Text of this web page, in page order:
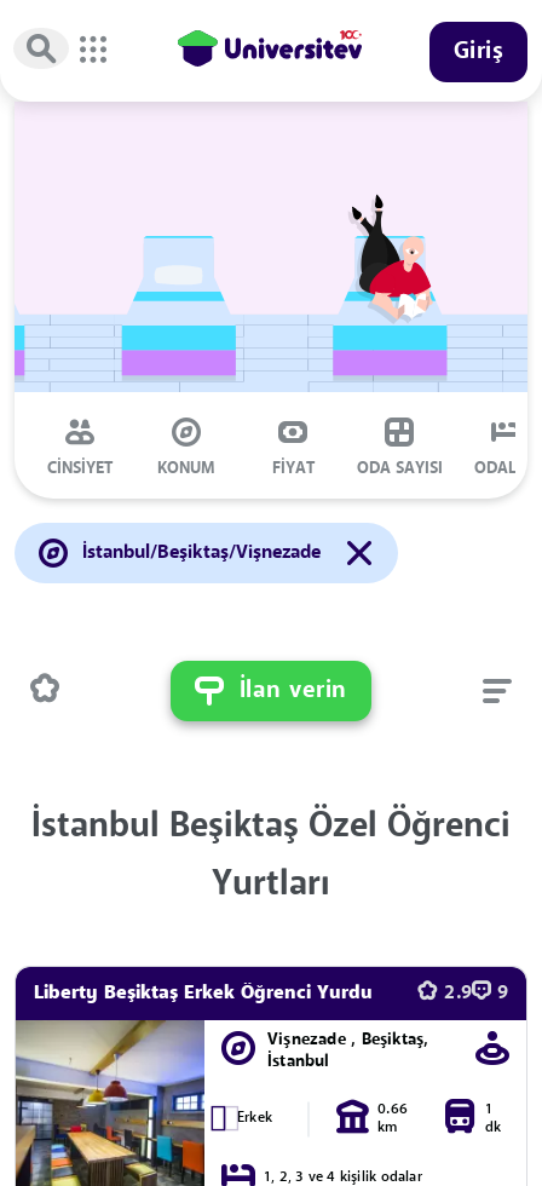
Giriş
CİNSİYET KONUM FİYAT ODA SAYISI ODALAR
İstanbul/Beşiktaş/Vişnezade
İlan verin
İstanbul Beşiktaş Özel Öğrenci
Yurtları
Liberty Beşiktaş Erkek Öğrenci Yurdu 2.9 9
Vişnezade , Beşiktaş,
İstanbul
Erkek
0.66
km
1
dk
1, 2, 3 ve 4 kişilik odalar